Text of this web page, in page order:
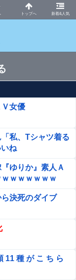
新着&人気
報VIP
Ｖ女優
「私、Tシャツ着る
ね
ゆりか』素人Ａ
ｗｗｗｗｗｗ
ら決死のダイブ
11 種 が こ ち ら